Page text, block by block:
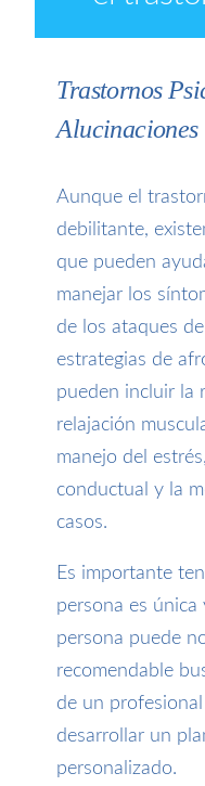
Trastornos
Alucinaciones
Aunque el
debilitante,
que pueden
manejar los
de los ataques
estrategias de
pueden incluir la
relajación
manejo del
conductual y la
casos.
Es importante
persona es
persona puede
recomendable
de un
desarrollar un
personalizado.